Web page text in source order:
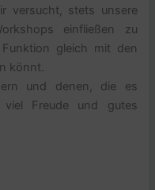
versucht, stets unsere
einfließen zu
gleich mit den
könnt.
und denen, die es
Freude und gutes